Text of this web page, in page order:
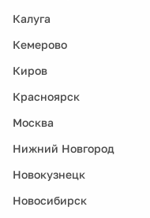
Калуга
Кемерово
Киров
Красноярск
Москва
Нижний Новгород
Новокузнецк
Новосибирск